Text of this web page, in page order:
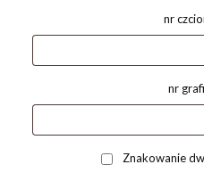
nr
nr
Znakowanie